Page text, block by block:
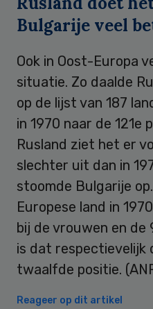
Bulgarije veel
Ook in Oost-Europa
situatie. Zo daalde
op de lijst van 187
in 1970 naar de 121e
Rusland ziet het er
slechter uit dan in
stoomde Bulgarije
Europese land in
bij de vrouwen en de
is dat respectievelijk
twaalfde positie.
Reageer op dit artikel